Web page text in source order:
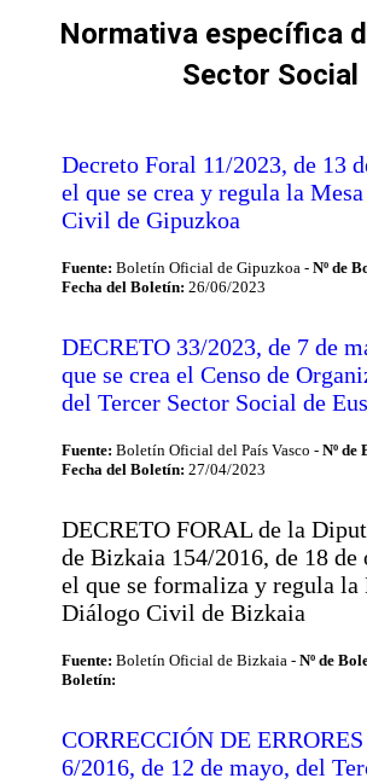
Normativa específica
Sector Social
Decreto Foral 11/2023, de 13
el que se crea y regula la
Civil de Gipuzkoa
Fuente: Boletín Oficial de Gipuzkoa - Nº de
Fecha del Boletín: 26/06/2023
DECRETO 33/2023, de 7 de
que se crea el Censo de
del Tercer Sector Social de
Fuente: Boletín Oficial del País Vasco - Nº de
Fecha del Boletín: 27/04/2023
DECRETO FORAL de la
de Bizkaia 154/2016, de 18 de
el que se formaliza y regula la
Diálogo Civil de Bizkaia
Fuente: Boletín Oficial de Bizkaia - Nº de
Boletín:
CORRECCIÓN DE
6/2016, de 12 de mayo, del